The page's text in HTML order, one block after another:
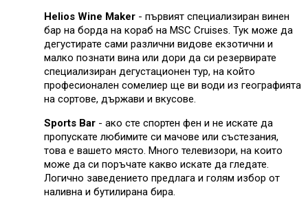
Helios Wine Maker- първият специализиран винен
бар на борда на кораб на MSC Cruises. Тук може да
дегустирате сами различни видове екзотични и
малко познати вина или дори да си резервирате
специализиран дегустационен тур, на който
професионален сомелиер ще ви води из географията
на сортове, държави и вкусове.
Sports Bar- ако сте спортен фен и не искате да
пропускате любимите си мачове или състезания,
това е вашето място. Много телевизори, на които
може да си поръчате какво искате да гледате.
Логично заведението предлага и голям избор от
наливна и бутилирана бира.